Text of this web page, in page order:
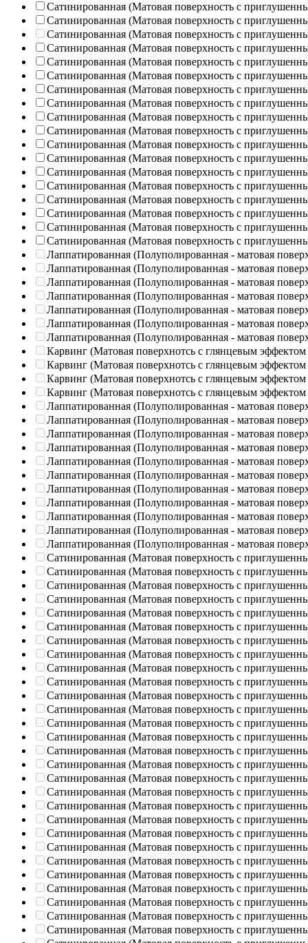
Сатинированная (Матовая поверхность с
Сатинированная (Матовая поверхность с
Сатинированная (Матовая поверхность с
Сатинированная (Матовая поверхность с
Сатинированная (Матовая поверхность с
Сатинированная (Матовая поверхность с
Сатинированная (Матовая поверхность с
Сатинированная (Матовая поверхность с
Сатинированная (Матовая поверхность с
Сатинированная (Матовая поверхность с
Сатинированная (Матовая поверхность с
Сатинированная (Матовая поверхность с
Сатинированная (Матовая поверхность с
Сатинированная (Матовая поверхность с
Сатинированная (Матовая поверхность с
Сатинированная (Матовая поверхность с
Сатинированная (Матовая поверхность с
Сатинированная (Матовая поверхность с
Лаппатированная (Полуполированная - матовая
Лаппатированная (Полуполированная - матовая
Лаппатированная (Полуполированная - матовая
Лаппатированная (Полуполированная - матовая
Лаппатированная (Полуполированная - матовая
Лаппатированная (Полуполированная - матовая
Лаппатированная (Полуполированная - матовая
Карвинг (Матовая поверхнотсь с глянцевым эффектом
Карвинг (Матовая поверхнотсь с глянцевым эффектом
Карвинг (Матовая поверхнотсь с глянцевым эффектом
Карвинг (Матовая поверхнотсь с глянцевым эффектом
Лаппатированная (Полуполированная - матовая
Лаппатированная (Полуполированная - матовая
Лаппатированная (Полуполированная - матовая
Лаппатированная (Полуполированная - матовая
Лаппатированная (Полуполированная - матовая
Лаппатированная (Полуполированная - матовая
Лаппатированная (Полуполированная - матовая
Лаппатированная (Полуполированная - матовая
Лаппатированная (Полуполированная - матовая
Лаппатированная (Полуполированная - матовая
Лаппатированная (Полуполированная - матовая
Сатинированная (Матовая поверхность с
Сатинированная (Матовая поверхность с
Сатинированная (Матовая поверхность с
Сатинированная (Матовая поверхность с
Сатинированная (Матовая поверхность с
Сатинированная (Матовая поверхность с
Сатинированная (Матовая поверхность с
Сатинированная (Матовая поверхность с
Сатинированная (Матовая поверхность с
Сатинированная (Матовая поверхность с
Сатинированная (Матовая поверхность с
Сатинированная (Матовая поверхность с
Сатинированная (Матовая поверхность с
Сатинированная (Матовая поверхность с
Сатинированная (Матовая поверхность с
Сатинированная (Матовая поверхность с
Сатинированная (Матовая поверхность с
Сатинированная (Матовая поверхность с
Сатинированная (Матовая поверхность с
Сатинированная (Матовая поверхность с
Сатинированная (Матовая поверхность с
Сатинированная (Матовая поверхность с
Сатинированная (Матовая поверхность с
Сатинированная (Матовая поверхность с
Сатинированная (Матовая поверхность с
Сатинированная (Матовая поверхность с
Сатинированная (Матовая поверхность с
Сатинированная (Матовая поверхность с